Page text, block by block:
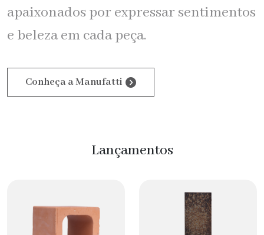
apaixonados por expressar sentimentos
e beleza em cada peça.
Conheça a Manufatti
Lançamentos